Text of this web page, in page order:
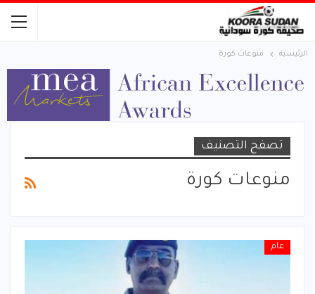
الرئيسية منوعات كورة
تصفح التصنيف
منوعات كورة
عام